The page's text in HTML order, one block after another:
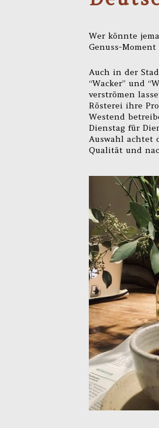
Wer könnte
Genuss-Moment
Auch in der
“Wacker” und
verströmen
Rösterei ihre
Westend
Dienstag für
Auswahl achtet
Qualität und